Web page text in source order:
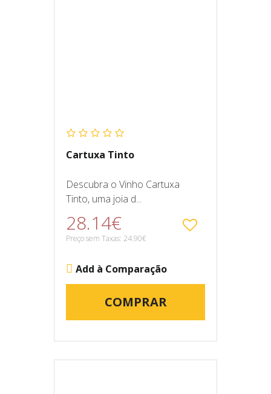
Cartuxa Tinto
Descubra o Vinho Cartuxa
Tinto, uma joia d...
28.14€
Preço sem Taxas: 24.90€
Add à Comparação
COMPRAR